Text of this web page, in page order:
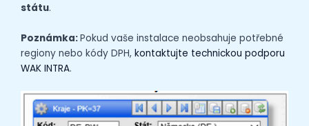
státu.
Poznámka:Pokud vaše instalace neobsahuje potřebné
regiony nebo kódy DPH, kontaktujte technickou podporu
WAK INTRA.